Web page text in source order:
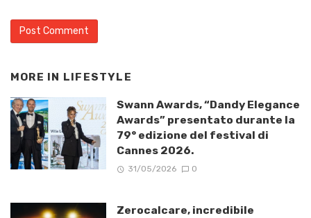
MORE IN LIFESTYLE
Swann Awards, “Dandy Elegance
Awards” presentato durante la
79° edizione del festival di
Cannes 2026.
31/05/2026 0
Zerocalcare, incredibile